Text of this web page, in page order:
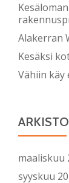
Alakerran
Kesäksi
Vähiin
maaliskuu
syyskuu